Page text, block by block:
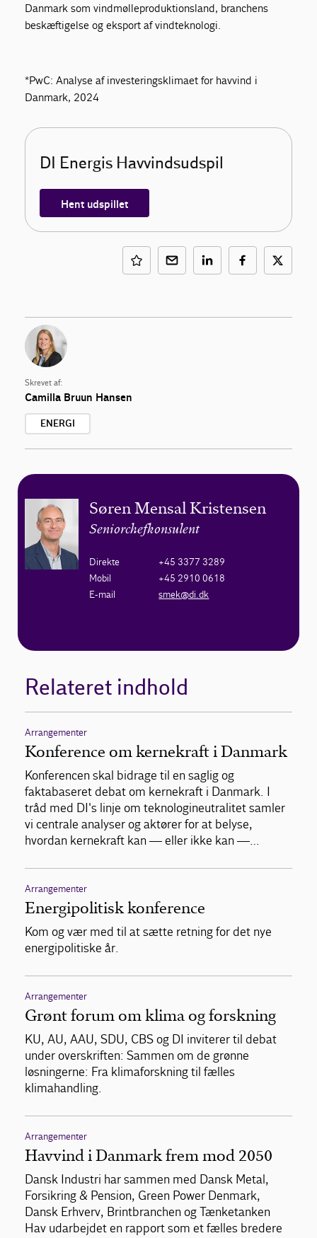
Danmark som vindmølleproduktionsland, branchens
beskæftigelse og eksport af vindteknologi.
*PwC: Analyse af investeringsklimaet for havvind i
Danmark, 2024
DI Energis Havvindsudspil
Hent udspillet
Skrevet af:
Camilla Bruun Hansen
ENERGI
Søren Mensal Kristensen
Seniorchefkonsulent
Direkte
+45 3377 3289
Mobil
+45 2910 0618
E-mail
smek@di.dk
Relateret indhold
Arrangementer
Konference om kernekraft i Danmark
Konferencen skal bidrage til en saglig og
faktabaseret debat om kernekraft i Danmark. I
tråd med DI's linje om teknologineutralitet samler
vi centrale analyser og aktører for at belyse,
hvordan kernekraft kan — eller ikke kan —…
Arrangementer
Energipolitisk konference
Kom og vær med til at sætte retning for det nye
energipolitiske år.
Arrangementer
Grønt forum om klima og forskning
KU, AU, AAU, SDU, CBS og DI inviterer til debat
under overskriften: Sammen om de grønne
løsningerne: Fra klimaforskning til fælles
klimahandling.
Arrangementer
Havvind i Danmark frem mod 2050
Dansk Industri har sammen med Dansk Metal,
Forsikring & Pension, Green Power Denmark,
Dansk Erhverv, Brintbranchen og Tænketanken
Hav udarbejdet en rapport som et fælles bredere